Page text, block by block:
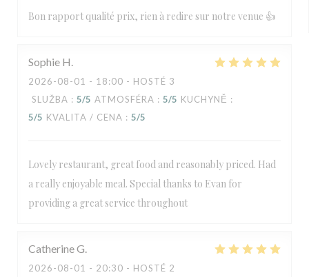
Bon rapport qualité prix, rien à redire sur notre venue 👍
Sophie H
2026-08-01 - 18:00 - HOSTÉ 3
SLUŽBA : 5/5 ATMOSFÉRA : 5/5 KUCHYNĚ :
5/5 KVALITA / CENA : 5/5
Lovely restaurant, great food and reasonably priced. Had
a really enjoyable meal. Special thanks to Evan for
providing a great service throughout
CatherineG
2026-08-01 - 20:30 - HOSTÉ 2